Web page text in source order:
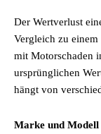
Der Wertverlust
Vergleich zu
mit Motorschaden
ursprünglichen
hängt von
Marke und Modell